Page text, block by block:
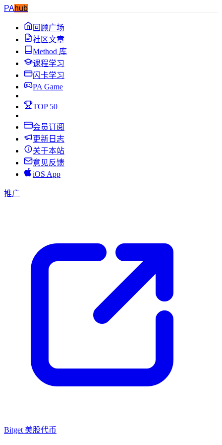
PAhub
回顾广场
社区文章
Method 库
课程学习
闪卡学习
PA Game
TOP 50
会员订阅
更新日志
关于本站
意见反馈
iOS App
推广
Bitget 美股代币